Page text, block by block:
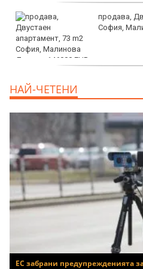
продава,
София,
НАЙ-ЧЕТЕНИ
ЕС забрани предупрежденията